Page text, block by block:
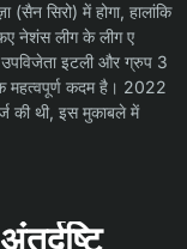
(सैन सिरो) में होगा, हालांकि
नेशंस लीग के लीग ए
इटली और ग्रुप 3
एक महत्वपूर्ण कदम है। 2022
की थी, इस मुकाबले में